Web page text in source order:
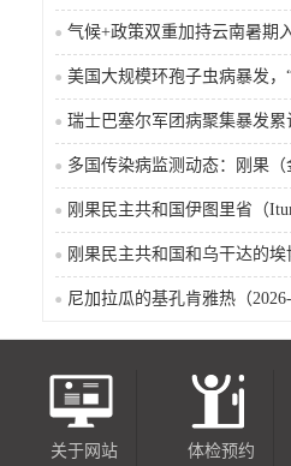
尼加拉瓜的基孔肯雅热（2026-
关于网站
体检预约